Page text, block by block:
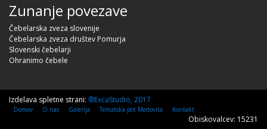
Zunanje povezave
Čebelarska zveza slovenije
Čebelarska zveza društev Pomurja
Slovenski čebelarji
Ohranimo čebele
Izdelava spletne strani: ®ExcaStudio, 2017
Domov O nas Galerija Tematska pot Medovita Kontakt
Obiskovalcev: 15231